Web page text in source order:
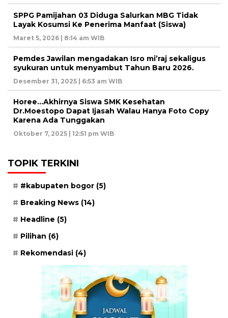
SPPG Pamijahan 03 Diduga Salurkan MBG Tidak
Layak Kosumsi Ke Penerima Manfaat (Siswa)
Maret 5, 2026 | 8:14 am WIB
Pemdes Jawilan mengadakan Isro mi’raj sekaligus
syukuran untuk menyambut Tahun Baru 2026.
Desember 31, 2025 | 6:53 am WIB
Horee…Akhirnya Siswa SMK Kesehatan
Dr.Moestopo Dapat Ijasah Walau Hanya Foto Copy
Karena Ada Tunggakan
Oktober 7, 2025 | 12:51 pm WIB
TOPIK TERKINI
#kabupaten bogor (5)
Breaking News (14)
Headline (5)
Pilihan (6)
Rekomendasi (4)